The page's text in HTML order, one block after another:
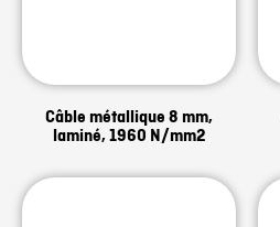
Câble métallique 8 mm,
laminé, 1960 N/mm2